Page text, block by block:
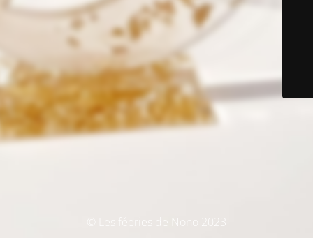
© Les féeries de Nono 2023